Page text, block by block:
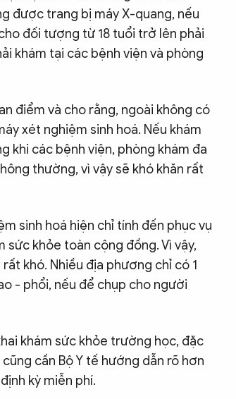
được trang bị máy X-quang, nếu
đối tượng từ 18 tuổi trở lên phải
khám tại các bệnh viện và phòng
điểm và cho rằng, ngoài không có
xét nghiệm sinh hoá. Nếu khám
khi các bệnh viện, phòng khám đa
thường, vì vậy sẽ khó khăn rất
sinh hoá hiện chỉ tính đến phục vụ
khỏe toàn cộng đồng. Vì vậy,
khó. Nhiều địa phương chỉ có 1
- phổi, nếu để chụp cho người
khám sức khỏe trường học, đặc
cần Bộ Y tế hướng dẫn rõ hơn
kỳ miễn phí.